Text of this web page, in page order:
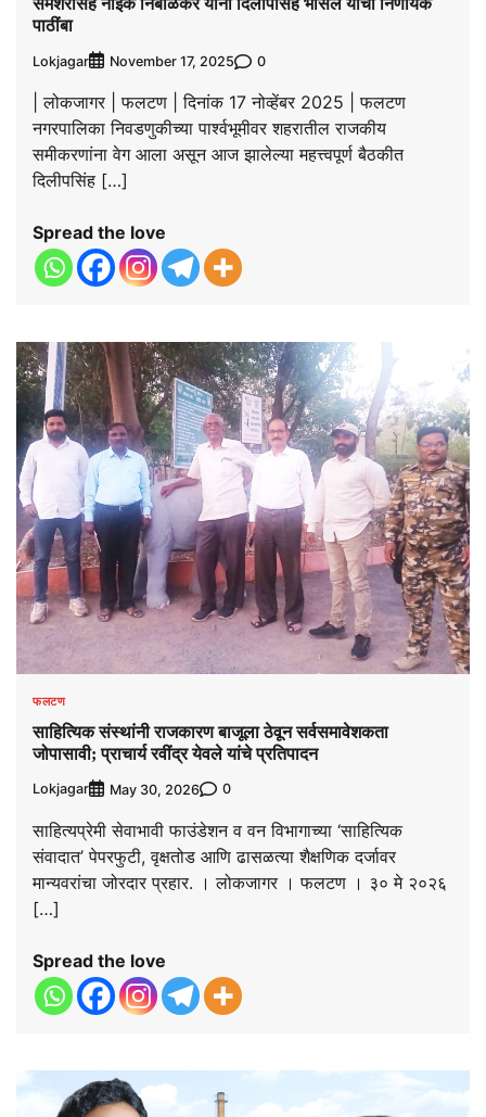
समशेरसिंह नाईक निंबाळकर यांना दिलीपसिंह भोसले यांचा निर्णायक
पाठींबा
Lokjagar November 17, 2025 0
| लोकजागर | फलटण | दिनांक 17 नोव्हेंबर 2025 | फलटण
नगरपालिका निवडणुकीच्या पार्श्वभूमीवर शहरातील राजकीय
समीकरणांना वेग आला असून आज झालेल्या महत्त्वपूर्ण बैठकीत
दिलीपसिंह […]
Spread the love
फलटण
साहित्यिक संस्थांनी राजकारण बाजूला ठेवून सर्वसमावेशकता
जोपासावी; प्राचार्य रवींद्र येवले यांचे प्रतिपादन
Lokjagar May 30, 2026 0
साहित्यप्रेमी सेवाभावी फाउंडेशन व वन विभागाच्या ‘साहित्यिक
संवादात’ पेपरफुटी, वृक्षतोड आणि ढासळत्या शैक्षणिक दर्जावर
मान्यवरांचा जोरदार प्रहार. । लोकजागर । फलटण । ३० मे २०२६
[…]
Spread the love